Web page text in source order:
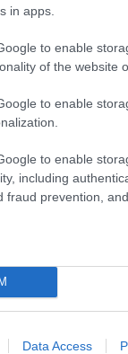
in apps.
to enable
of the website
to enable
to enable
including
fraud prevention,
Data Access
ειδήσεων
07.08.2026 19:26
από το
20:05